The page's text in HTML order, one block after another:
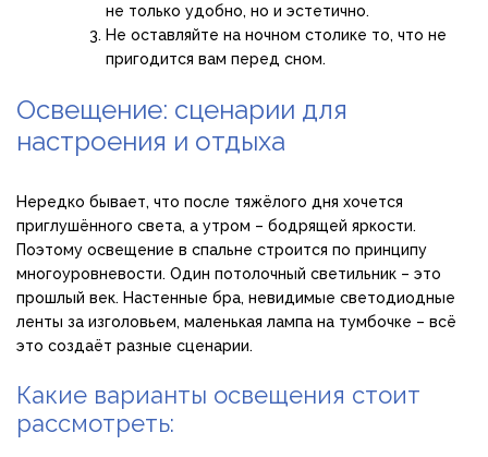
не только удобно, но и эстетично.
Не оставляйте на ночном столике то, что не
пригодится вам перед сном.
Освещение: сценарии для
настроения и отдыха
Нередко бывает, что после тяжёлого дня хочется
приглушённого света, а утром – бодрящей яркости.
Поэтому освещение в спальне строится по принципу
многоуровневости. Один потолочный светильник – это
прошлый век. Настенные бра, невидимые светодиодные
ленты за изголовьем, маленькая лампа на тумбочке – всё
это создаёт разные сценарии.
Какие варианты освещения стоит
рассмотреть: